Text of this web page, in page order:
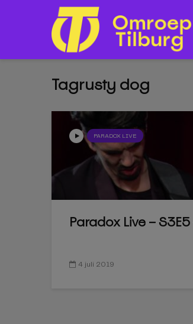
Tagrusty dog
PARADOX LIVE
Paradox Live – S3E5
4 juli 2019